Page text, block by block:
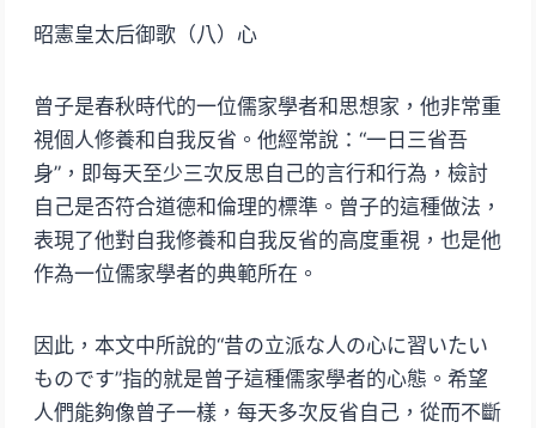
昭憲皇太后御歌（八）心
曾子是春秋時代的一位儒家學者和思想家，他非常重
視個人修養和自我反省。他經常說：“一日三省吾
身”，即每天至少三次反思自己的言行和行為，檢討
自己是否符合道德和倫理的標準。曾子的這種做法，
表現了他對自我修養和自我反省的高度重視，也是他
作為一位儒家學者的典範所在。
因此，本文中所說的“昔の立派な人の心に習いたい
ものです”指的就是曾子這種儒家學者的心態。希望
人們能夠像曾子一樣，每天多次反省自己，從而不斷